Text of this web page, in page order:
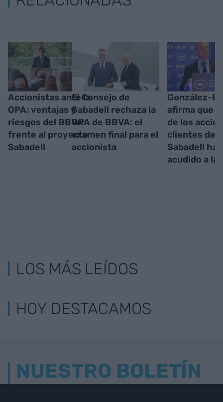
Accionistas ante la
OPA: ventajas y
riesgos del BBVA
frente al proyecto
Sabadell
El Consejo de
Sabadell rechaza la
OPA de BBVA: el
examen final para el
accionista
González-
afirma que
de los
clientes del
Sabadell han
acudido a la
LOS MÁS LEÍDOS
HOY DESTACAMOS
NUESTRO BOLETÍN